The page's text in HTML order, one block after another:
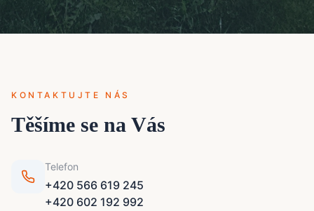
KONTAKTUJTE NÁS
Těšíme se na Vás
Telefon
+420 566 619 245
+420 602 192 992